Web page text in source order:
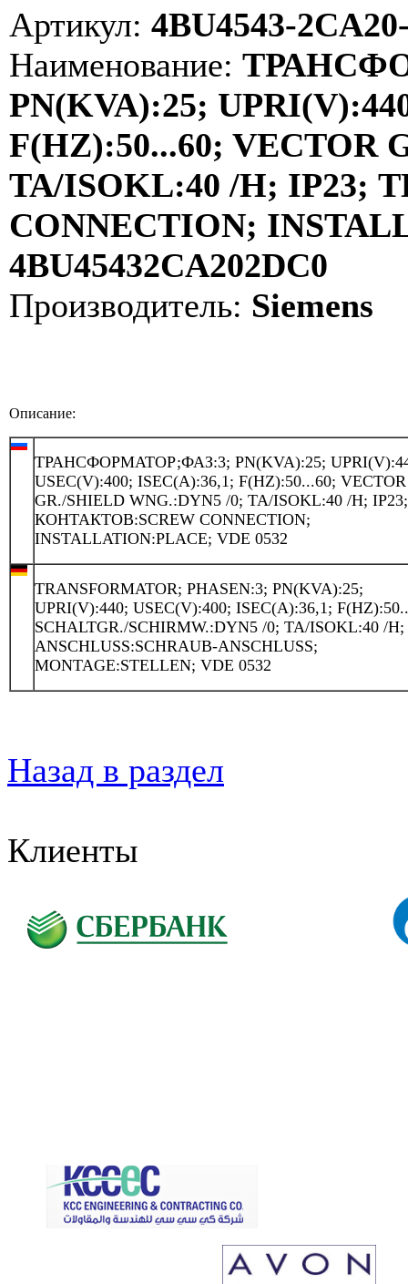
Артикул: 4BU4543-
Наименование:
PN(KVA):25;
F(HZ):50...60; VECTOR
TA/ISOKL:40 /H;
CONNECTION;
4BU45432CA202DC0
Производитель: Siemens
Описание:
ТРАНСФОРМАТОР;ФАЗ:3; PN(KVA):25;
USEC(V):400; ISEC(A):36,1; F(HZ):50...60; VECTOR
GR./SHIELD WNG.:DYN5 /0; TA/ISOKL:40 /H;
КОНТАКТОВ:SCREW CONNECTION;
INSTALLATION:PLACE; VDE 0532
TRANSFORMATOR; PHASEN:3; PN(KVA):25;
UPRI(V):440; USEC(V):400; ISEC(A):36,1;
SCHALTGR./SCHIRMW.:DYN5 /0; TA/ISOKL:40 /H;
ANSCHLUSS:SCHRAUB-ANSCHLUSS;
MONTAGE:STELLEN; VDE 0532
Назад в раздел
Клиенты